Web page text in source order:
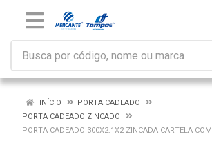
INÍCIO
PORTA CADEADO
PORTA CADEADO ZINCADO
PORTA CADEADO 300X2.1X2 ZINCADA CARTELA COM